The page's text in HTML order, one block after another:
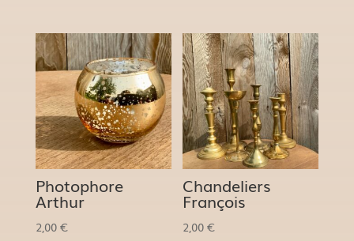
Photophore
Arthur
2,00 €
Chandeliers
François
2,00€